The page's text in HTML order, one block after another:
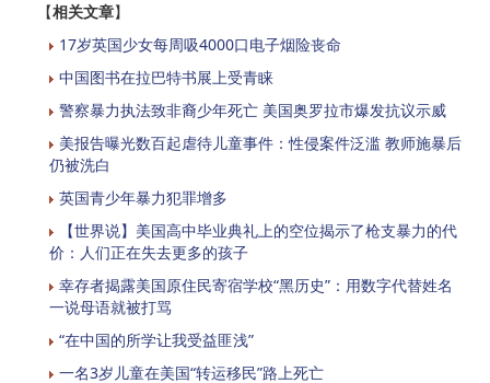
【相关文章】
17岁英国少女每周吸4000口电子烟险丧命
中国图书在拉巴特书展上受青睐
警察暴力执法致非裔少年死亡 美国奥罗拉市爆发抗议示威
美报告曝光数百起虐待儿童事件：性侵案件泛滥 教师施暴后
仍被洗白
英国青少年暴力犯罪增多
【世界说】美国高中毕业典礼上的空位揭示了枪支暴力的代
价：人们正在失去更多的孩子
幸存者揭露美国原住民寄宿学校“黑历史”：用数字代替姓名
一说母语就被打骂
“在中国的所学让我受益匪浅”
一名3岁儿童在美国“转运移民”路上死亡